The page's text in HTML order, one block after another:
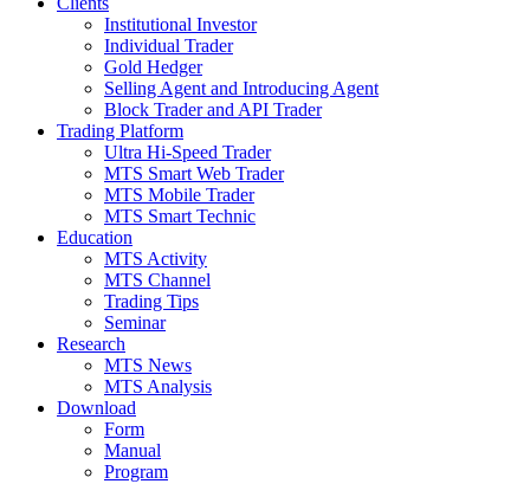
Institutional Investor
Individual Trader
Gold Hedger
Selling Agent and Introducing Agent
Block Trader and API Trader
Trading Platform
Ultra Hi-Speed Trader
MTS Smart Web Trader
MTS Mobile Trader
MTS Smart Technic
Education
MTS Activity
MTS Channel
Trading Tips
Seminar
Research
MTS News
MTS Analysis
Download
Form
Manual
Program